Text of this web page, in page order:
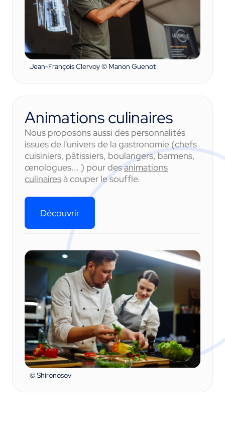
Jean-François Clervoy © Manon Guenot
Animations culinaires
Nous proposons aussi des personnalités
issues de l'univers de la gastronomie (chefs
cuisiniers, pâtissiers, boulangers, barmens,
œnologues... ) pour desanimations
culinairesà couper le souffle.
Découvrir
© Shironosov